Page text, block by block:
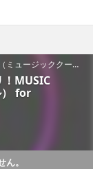
アプリ「音楽が聴き放題の音楽アプリ！MUSIC COOL（ミュージッククール） for YouTube」の魅力を紹介！
！MUSIC
） for
。